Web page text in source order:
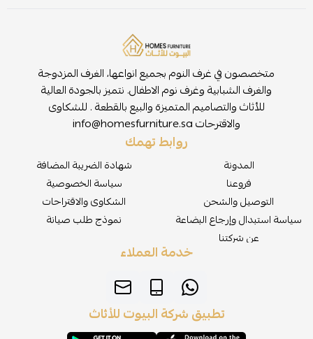
متخصصون في غرف النوم بجميع انواعها، الغرف المزدوجة
والغرف الشبابية وغرف نوم الاطفال. نتميز بالجودة العالية
للأثاث والتصاميم المتميزة والبيع بالقطعة . للشكاوى
والاقترحاتinfo@homesfurniture.sa
روابط تهمك
المدونة
فروعنا
التوصيل والشحن
سياسة استبدال وإرجاع البضاعة
عن شركتنا
شهادة الضريبة المضافة
سياسة الخصوصية
الشكاوى والاقتراحات
نموذج طلب صيانة
خدمة العملاء
تطبيق شركة البيوت للأثاث